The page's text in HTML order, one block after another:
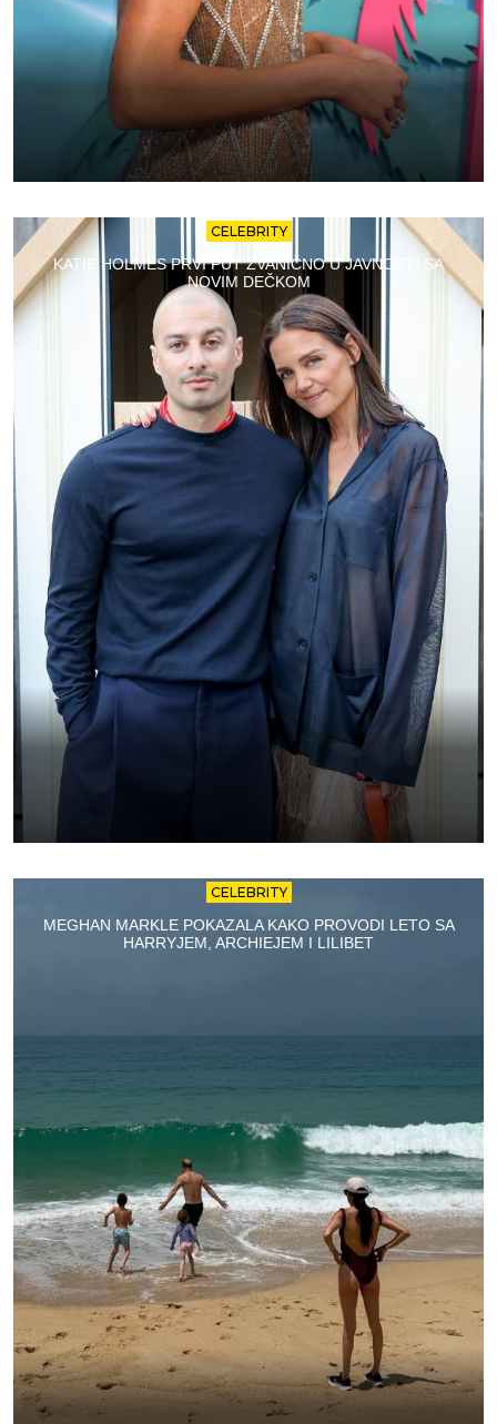
CELEBRITY
KATIE HOLMES PRVI PUT ZVANIČNO U JAVNOSTI SA
NOVIM DEČKOM
CELEBRITY
MEGHAN MARKLE POKAZALA KAKO PROVODI LETO SA
HARRYJEM, ARCHIEJEM I LILIBET